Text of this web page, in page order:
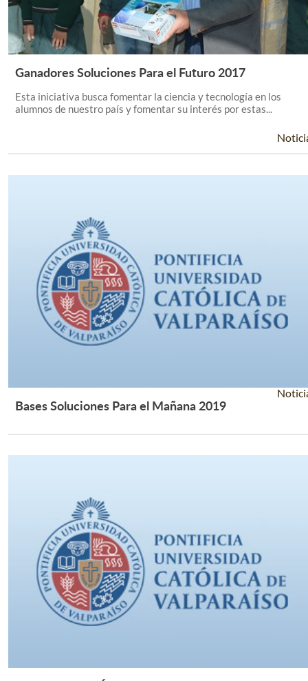
Leer Más +
Ganadores Soluciones Para el Futuro 2017
Esta iniciativa busca fomentar la ciencia y tecnología en los
alumnos de nuestro país y fomentar su interés por estas...
Bases Soluciones Para el Mañana 2019